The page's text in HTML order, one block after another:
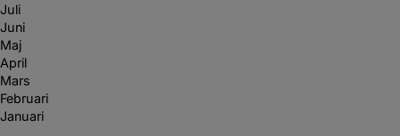
Juli
Juni
Maj
April
Mars
Februari
Januari